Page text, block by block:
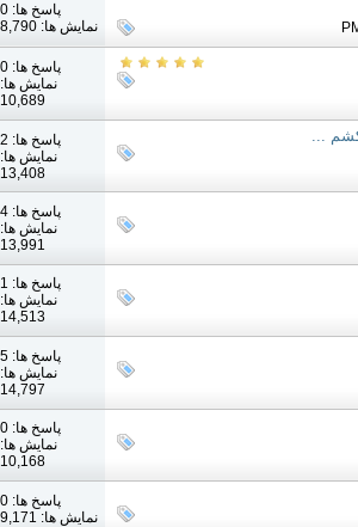
پاسخ ها: 0
نمایش ها: 8,790
پاسخ ها: 0
نمایش ها:
10,689
...
پاسخ ها: 2
نمایش ها:
13,408
پاسخ ها: 4
نمایش ها:
13,991
پاسخ ها: 1
نمایش ها:
14,513
پاسخ ها: 5
نمایش ها:
14,797
پاسخ ها: 0
نمایش ها:
10,168
پاسخ ها: 0
نمایش ها: 9,171